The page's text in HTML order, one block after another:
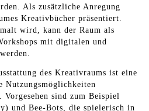
Als zusätzliche Anregung
Kreativbücher präsentiert.
wird, kann der Raum als
mit digitalen und
des Kreativraums ist eine
Nutzungsmöglichkeiten
sind zum Beispiel
und Bee-Bots, die spielerisch in